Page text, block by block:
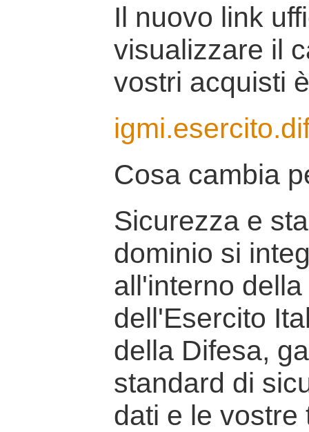
Il nuovo link
visualizzare il
vostri acquisti
Cosa cambia
Sicurezza e
dominio si
all'interno
dell'Esercito
della Difesa,
standard di
dati e le vostre